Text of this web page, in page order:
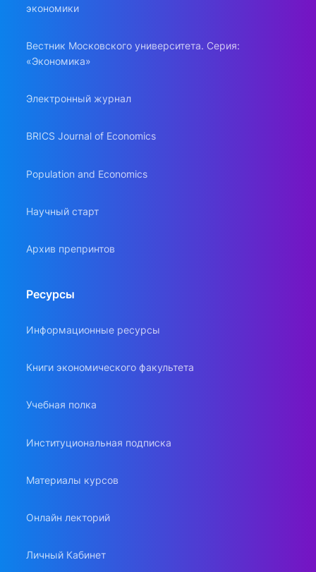
экономики
Вестник Московского университета. Серия:
«Экономика»
Электронный журнал
BRICS Journal of Economics
Population and Economics
Научный старт
Архив препринтов
Ресурсы
Информационные ресурсы
Книги экономического факультета
Учебная полка
Институциональная подписка
Материалы курсов
Онлайн лекторий
Личный Кабинет